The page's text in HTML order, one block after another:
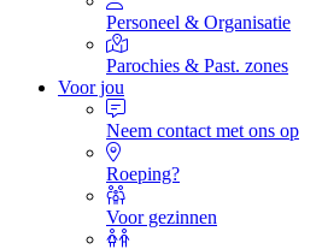
Personeel & Organisatie
Parochies & Past. zones
Voor jou
Neem contact met ons op
Roeping?
Voor gezinnen